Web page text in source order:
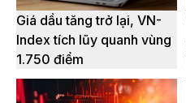
Giá dầu tăng trở lại, VN-
Index tích lũy quanh vùng
1.750 điểm